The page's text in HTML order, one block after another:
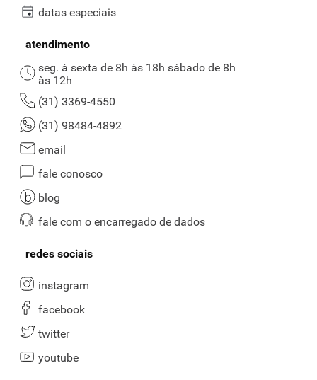
datas especiais
atendimento
seg. à sexta de 8h às 18h sábado de 8h
às 12h
(31) 3369-4550
(31) 98484-4892
email
fale conosco
blog
fale com o encarregado de dados
redes sociais
instagram
facebook
twitter
youtube